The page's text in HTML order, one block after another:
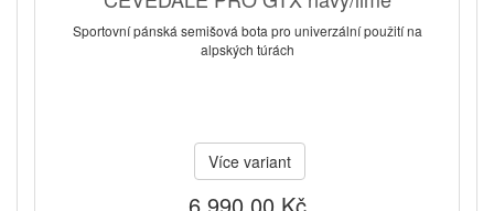
Sportovní pánská semišová bota pro univerzální použití na
alpských túrách
Více variant